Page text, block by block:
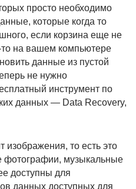
просто необходимо
которые когда то
если корзина еще не
на вашем компьютере
данные из пустой
не нужно
инструмент по
данных — Data Recovery,
изображения, то есть это
фотографии, музыкальные
доступны для
данных доступных для